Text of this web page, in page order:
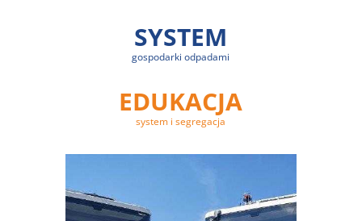
SYSTEM
gospodarki odpadami
EDUKACJA
system i segregacja